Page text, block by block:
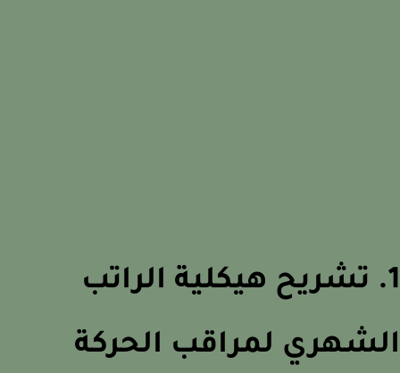
تشريح هيكلية الراتب
لمراقب الحركة